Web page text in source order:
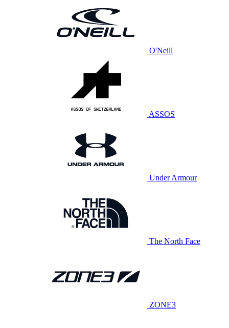
O'Neill
ASSOS
Under Armour
The North Face
ZONE3